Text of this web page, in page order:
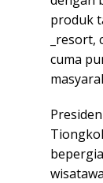
produk
cuma